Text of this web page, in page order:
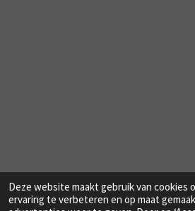
Deze website maakt gebruik van cookies
ervaring te verbeteren en op maat
© 2023 - 2026 Www.bergexalto.nl
Powered by JouwWeb